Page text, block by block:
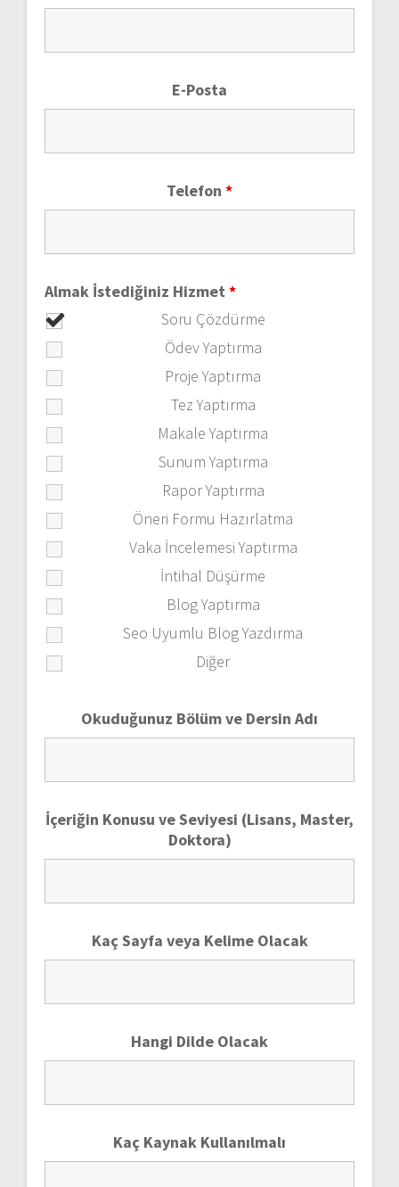
E-Posta
Telefon *
Almak İstediğiniz Hizmet *
Soru Çözdürme
Ödev Yaptırma
Proje Yaptırma
Tez Yaptırma
Makale Yaptırma
Sunum Yaptırma
Rapor Yaptırma
Öneri Formu Hazırlatma
Vaka İncelemesi Yaptırma
İntihal Düşürme
Blog Yaptırma
Seo Uyumlu Blog Yazdırma
Diğer
Okuduğunuz Bölüm ve Dersin Adı
İçeriğin Konusu ve Seviyesi (Lisans, Master,
Doktora)
Kaç Sayfa veya Kelime Olacak
Hangi Dilde Olacak
Kaç Kaynak Kullanılmalı